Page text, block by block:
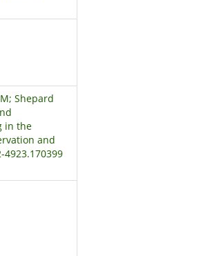
Shepard
in the
and
4923.170399